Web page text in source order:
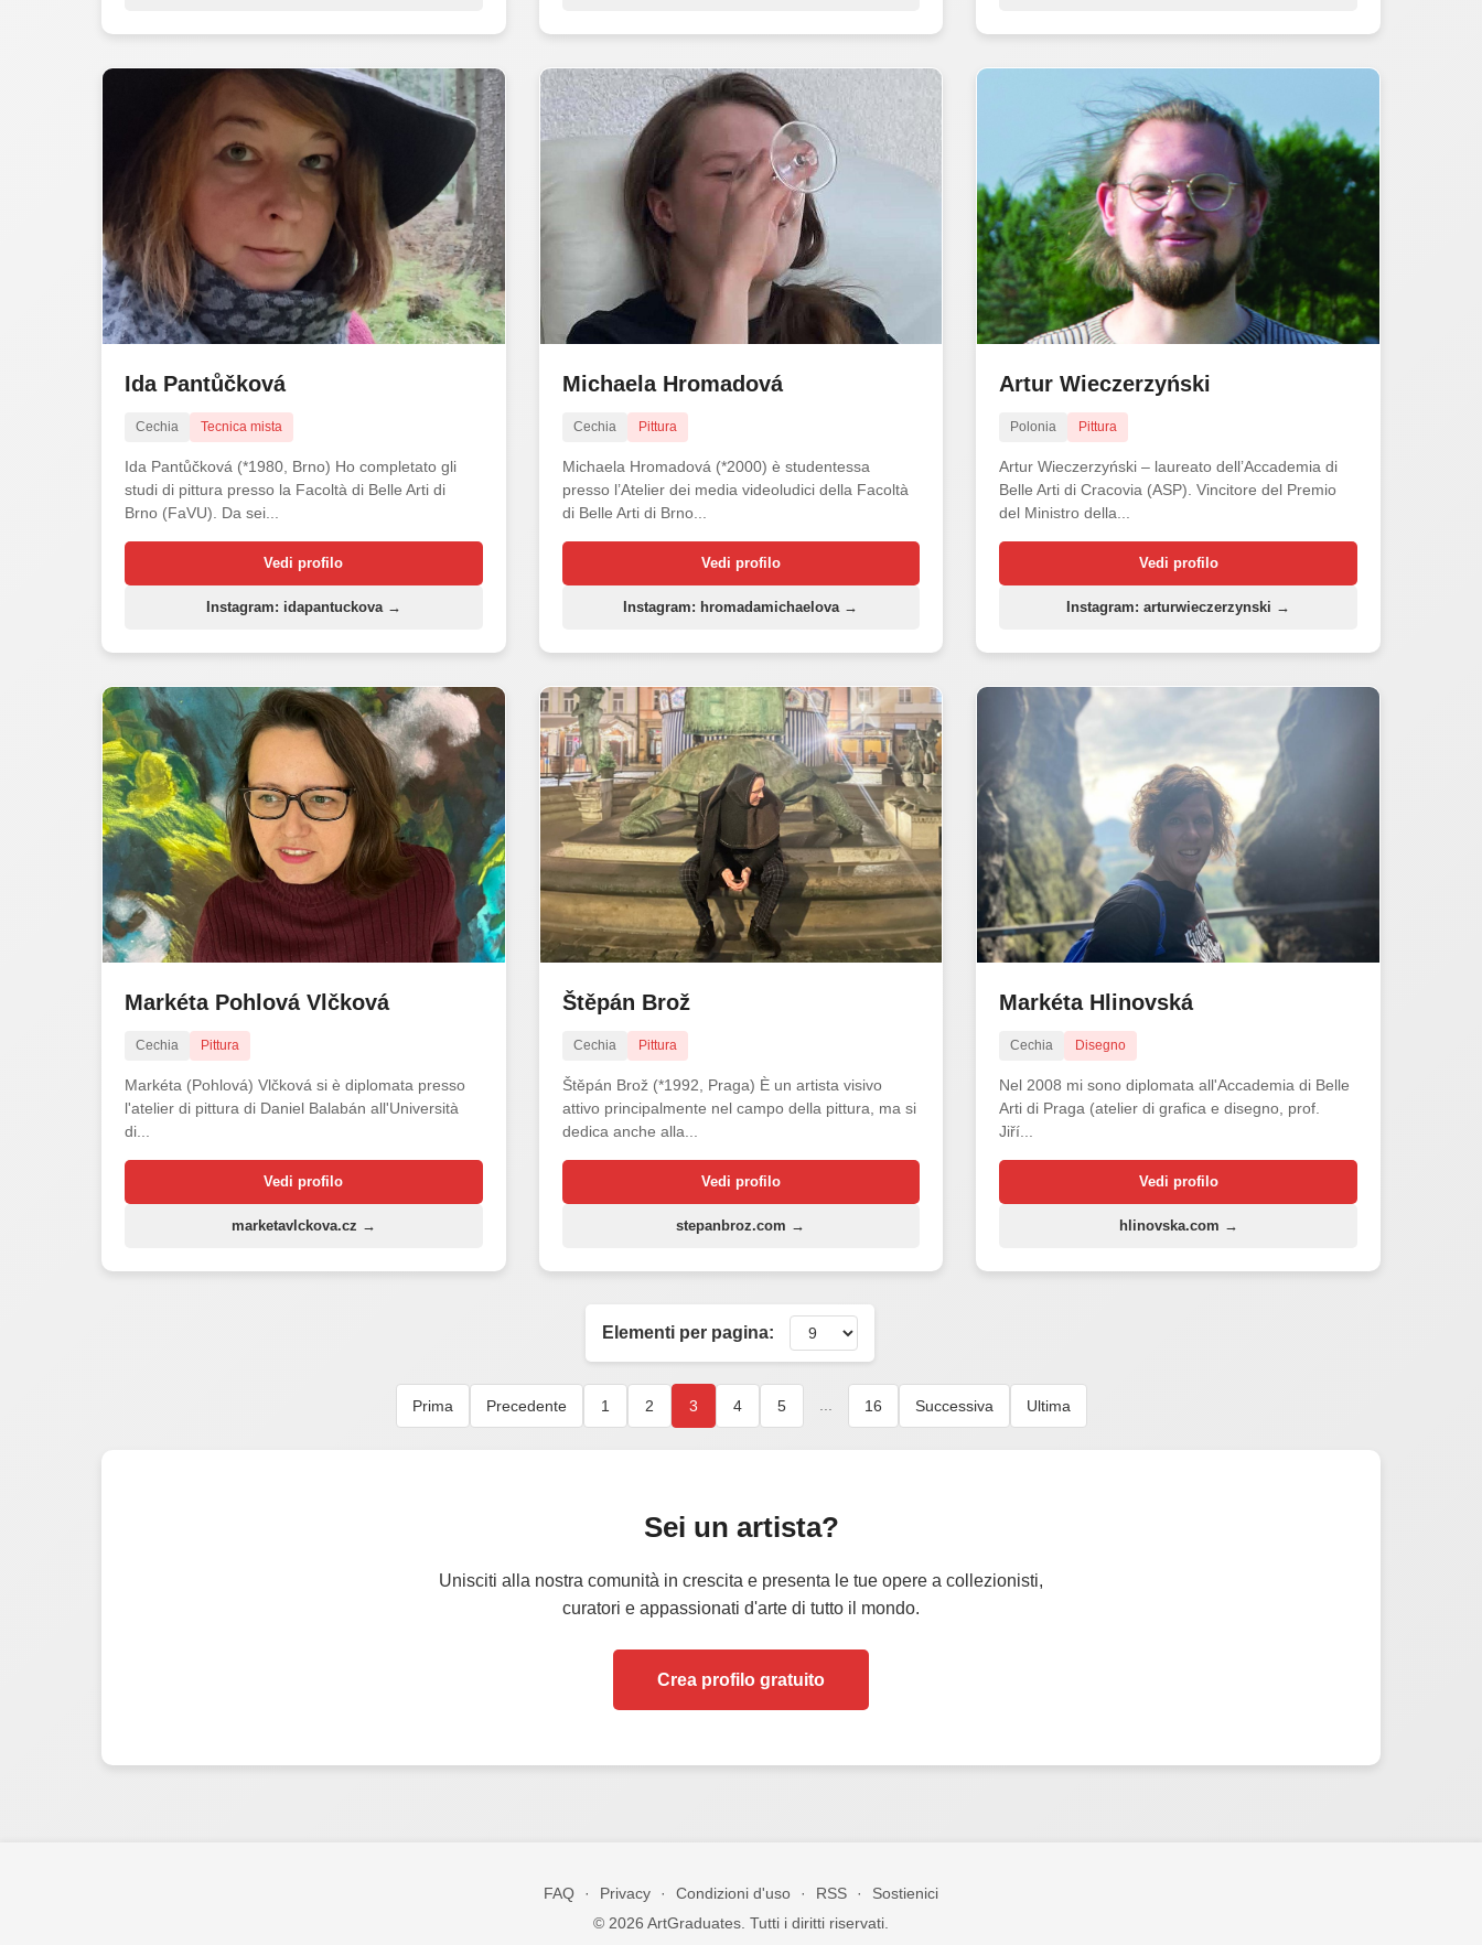
Ida Pantůčková
Cechia Tecnica mista
Ida Pantůčková (*1980, Brno) Ho completato gli
studi di pittura presso la Facoltà di Belle Arti di
Brno (FaVU). Da sei...
Vedi profilo
Instagram: idapantuckova →
Michaela Hromadová
Cechia Pittura
Michaela Hromadová (*2000) è studentessa
presso l’Atelier dei media videoludici della Facoltà
di Belle Arti di Brno...
Vedi profilo
Instagram: hromadamichaelova →
Artur Wieczerzyński
Polonia Pittura
Artur Wieczerzyński – laureato dell’Accademia di
Belle Arti di Cracovia (ASP). Vincitore del Premio
del Ministro della...
Vedi profilo
Instagram: arturwieczerzynski →
Markéta Pohlová Vlčková
Cechia Pittura
Markéta (Pohlová) Vlčková si è diplomata presso
l'atelier di pittura di Daniel Balabán all'Università
di...
Vedi profilo
marketavlckova.cz →
Štěpán Brož
Cechia Pittura
Štěpán Brož (*1992, Praga) È un artista visivo
attivo principalmente nel campo della pittura, ma si
dedica anche alla...
Vedi profilo
stepanbroz.com →
Markéta Hlinovská
Cechia Disegno
Nel 2008 mi sono diplomata all'Accademia di Belle
Arti di Praga (atelier di grafica e disegno, prof.
Jiří...
Vedi profilo
hlinovska.com →
Elementi per pagina:
Prima Precedente 1 2 3 4 5 16 Successiva Ultima
Sei un artista?
Unisciti alla nostra comunità in crescita e presenta le tue opere a collezionisti,
curatori e appassionati d'arte di tutto il mondo.
Crea profilo gratuito
FAQ · Privacy · Condizioni d'uso · RSS ·
Sostienici
© 2026 ArtGraduates. Tutti i diritti riservati.